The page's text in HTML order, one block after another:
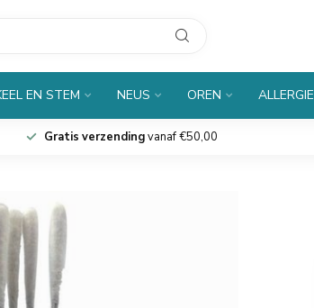
EN STEM NEUS OREN ALLERGIE
Gratis verzendingvanaf €50,00